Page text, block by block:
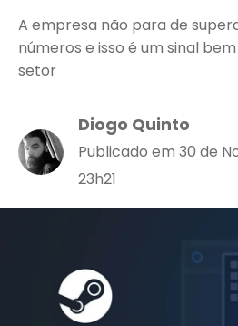
A empresa não para de
números e isso é um sinal
setor
Diogo Quinto
Publicado em 30 de
23h21